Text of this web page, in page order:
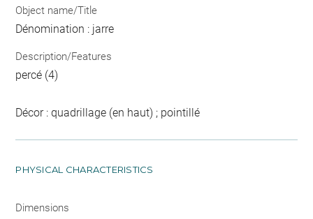
Object name/Title
Dénomination : jarre
Description/Features
percé (4)
Décor : quadrillage (en haut) ; pointillé
PHYSICAL CHARACTERISTICS
Dimensions